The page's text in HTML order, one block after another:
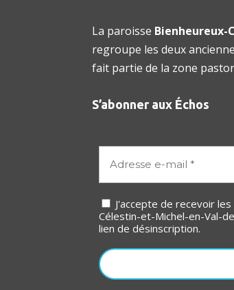
La paroisse Bienheureux-
regroupe les deux
fait partie de la zone
S’abonner aux Échos
J'accepte de recevoir les nouvelles de
Célestin-et-Michel-en-Val-
lien de désinscription.